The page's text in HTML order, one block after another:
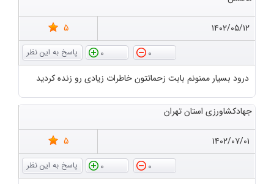
۱۴۰۲/۰۵/۱۲
5
0
0
درود بسیار ممنونم بابت زحماتتون خاطرات زیادی رو زنده کردید
جهادکشاورزی استان تهران
۱۴۰۲/۰۷/۰۱
5
0
0